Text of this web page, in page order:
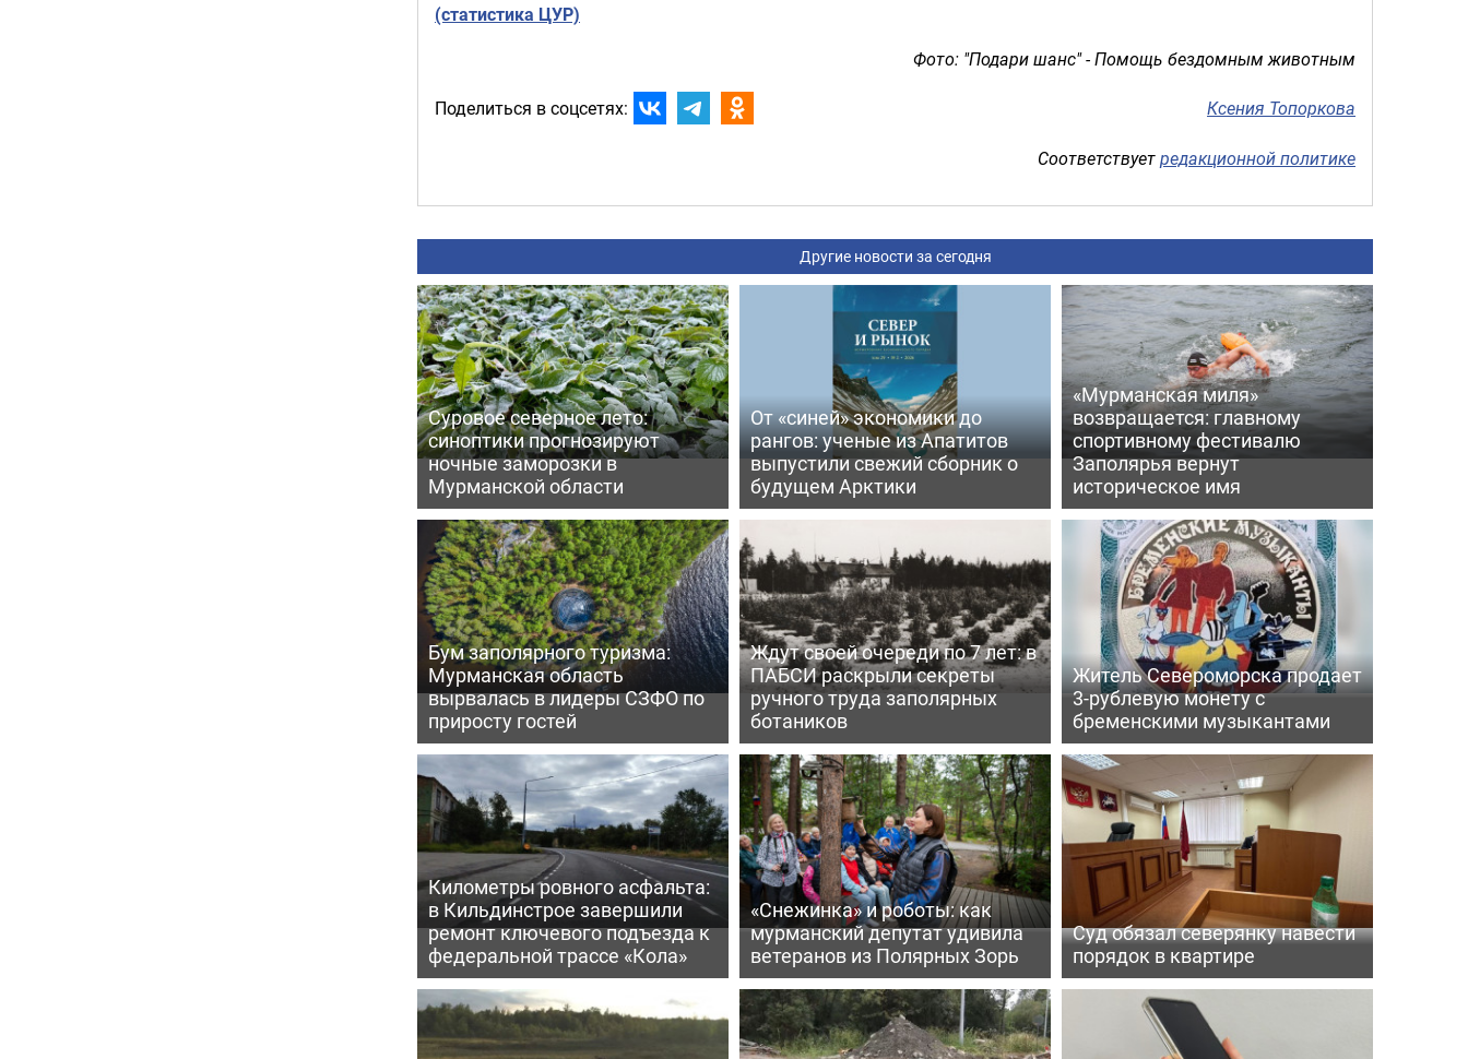
(статистика ЦУР)
Фото: "Подари шанс" - Помощь бездомным животным
Поделиться в соцсетях: Ксения Топоркова
Соответствуетредакционной политике
Другие новости за сегодня
Суровое северное лето:
синоптики прогнозируют
ночные заморозки в
Мурманской области
От «синей» экономики до
рангов: ученые из Апатитов
выпустили свежий сборник о
будущем Арктики
«Мурманская миля»
возвращается: главному
спортивному фестивалю
Заполярья вернут
историческое имя
Бум заполярного туризма:
Мурманская область
вырвалась в лидеры СЗФО по
приросту гостей
Ждут своей очереди по 7 лет: в
ПАБСИ раскрыли секреты
ручного труда заполярных
ботаников
Житель Североморска продает
3-рублевую монету с
бременскими музыкантами
Километры ровного асфальта:
в Кильдинстрое завершили
ремонт ключевого подъезда к
федеральной трассе «Кола»
«Снежинка» и роботы: как
мурманский депутат удивила
ветеранов из Полярных Зорь
Суд обязал северянку навести
порядок в квартире